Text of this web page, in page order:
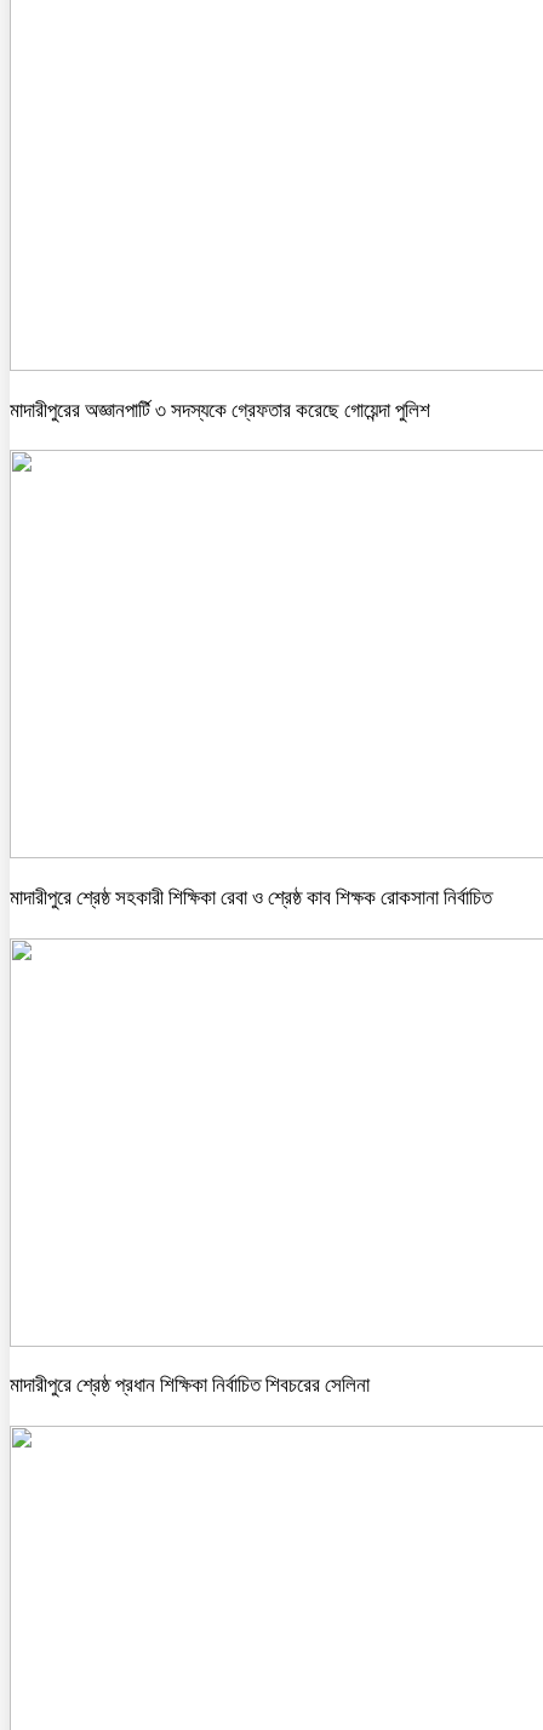
মাদারীপুরের অজ্ঞানপার্টি ৩ সদস্যকে গ্রেফতার করেছে গোয়েন্দা পুলিশ
মাদারীপুরে শ্রেষ্ঠ সহকারী শিক্ষিকা রেবা ও শ্রেষ্ঠ কাব শিক্ষক রোকসানা নির্বাচিত
মাদারীপুরে শ্রেষ্ঠ প্রধান শিক্ষিকা নির্বাচিত শিবচরের সেলিনা